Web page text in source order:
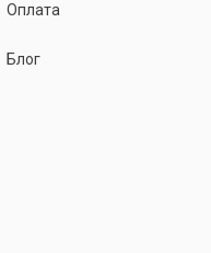
Оплата
Блог